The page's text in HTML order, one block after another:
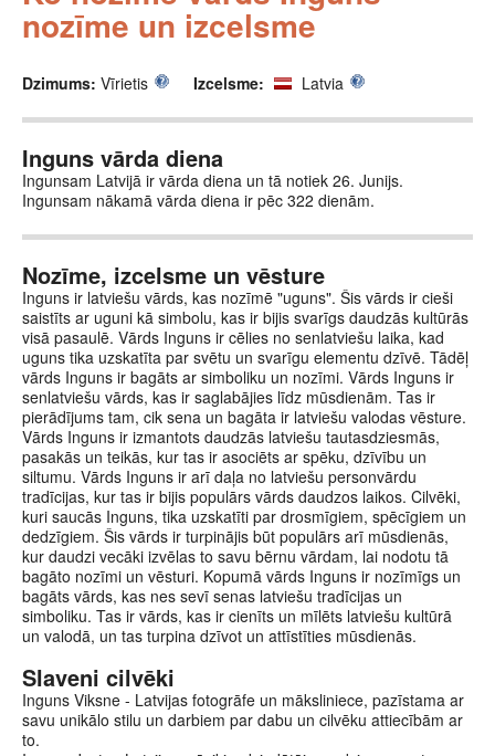
nozīme un izcelsme
Dzimums: Vīrietis Izcelsme: Latvia
Inguns vārda diena
Ingunsam Latvijā ir vārda diena un tā notiek 26. Junijs.
Ingunsam nākamā vārda diena ir pēc 322 dienām.
Nozīme, izcelsme un vēsture
Inguns ir latviešu vārds, kas nozīmē "uguns". Šis vārds ir cieši
saistīts ar uguni kā simbolu, kas ir bijis svarīgs daudzās kultūrās
visā pasaulē. Vārds Inguns ir cēlies no senlatviešu laika, kad
uguns tika uzskatīta par svētu un svarīgu elementu dzīvē. Tādēļ
vārds Inguns ir bagāts ar simboliku un nozīmi. Vārds Inguns ir
senlatviešu vārds, kas ir saglabājies līdz mūsdienām. Tas ir
pierādījums tam, cik sena un bagāta ir latviešu valodas vēsture.
Vārds Inguns ir izmantots daudzās latviešu tautasdziesmās,
pasakās un teikās, kur tas ir asociēts ar spēku, dzīvību un
siltumu. Vārds Inguns ir arī daļa no latviešu personvārdu
tradīcijas, kur tas ir bijis populārs vārds daudzos laikos. Cilvēki,
kuri saucās Inguns, tika uzskatīti par drosmīgiem, spēcīgiem un
dedzīgiem. Šis vārds ir turpinājis būt populārs arī mūsdienās,
kur daudzi vecāki izvēlas to savu bērnu vārdam, lai nodotu tā
bagāto nozīmi un vēsturi. Kopumā vārds Inguns ir nozīmīgs un
bagāts vārds, kas nes sevī senas latviešu tradīcijas un
simboliku. Tas ir vārds, kas ir cienīts un mīlēts latviešu kultūrā
un valodā, un tas turpina dzīvot un attīstīties mūsdienās.
Slaveni cilvēki
Inguns Viksne - Latvijas fotogrāfe un māksliniece, pazīstama ar
savu unikālo stilu un darbiem par dabu un cilvēku attiecībām ar
to.